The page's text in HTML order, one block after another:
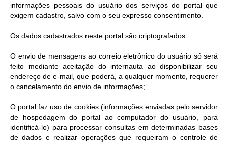
informações pessoais do usuário dos serviços do portal que
exigem cadastro, salvo com o seu expresso consentimento.
Os dados cadastrados neste portal são criptografados.
O envio de mensagens ao correio eletrônico do usuário só será
feito mediante aceitação do internauta ao disponibilizar seu
endereço de e-mail, que poderá, a qualquer momento, requerer
o cancelamento do envio de informações;
O portal faz uso de cookies (informações enviadas pelo servidor
de hospedagem do portal ao computador do usuário, para
identificá-lo) para processar consultas em determinadas bases
de dados e realizar operações que requeiram o controle de